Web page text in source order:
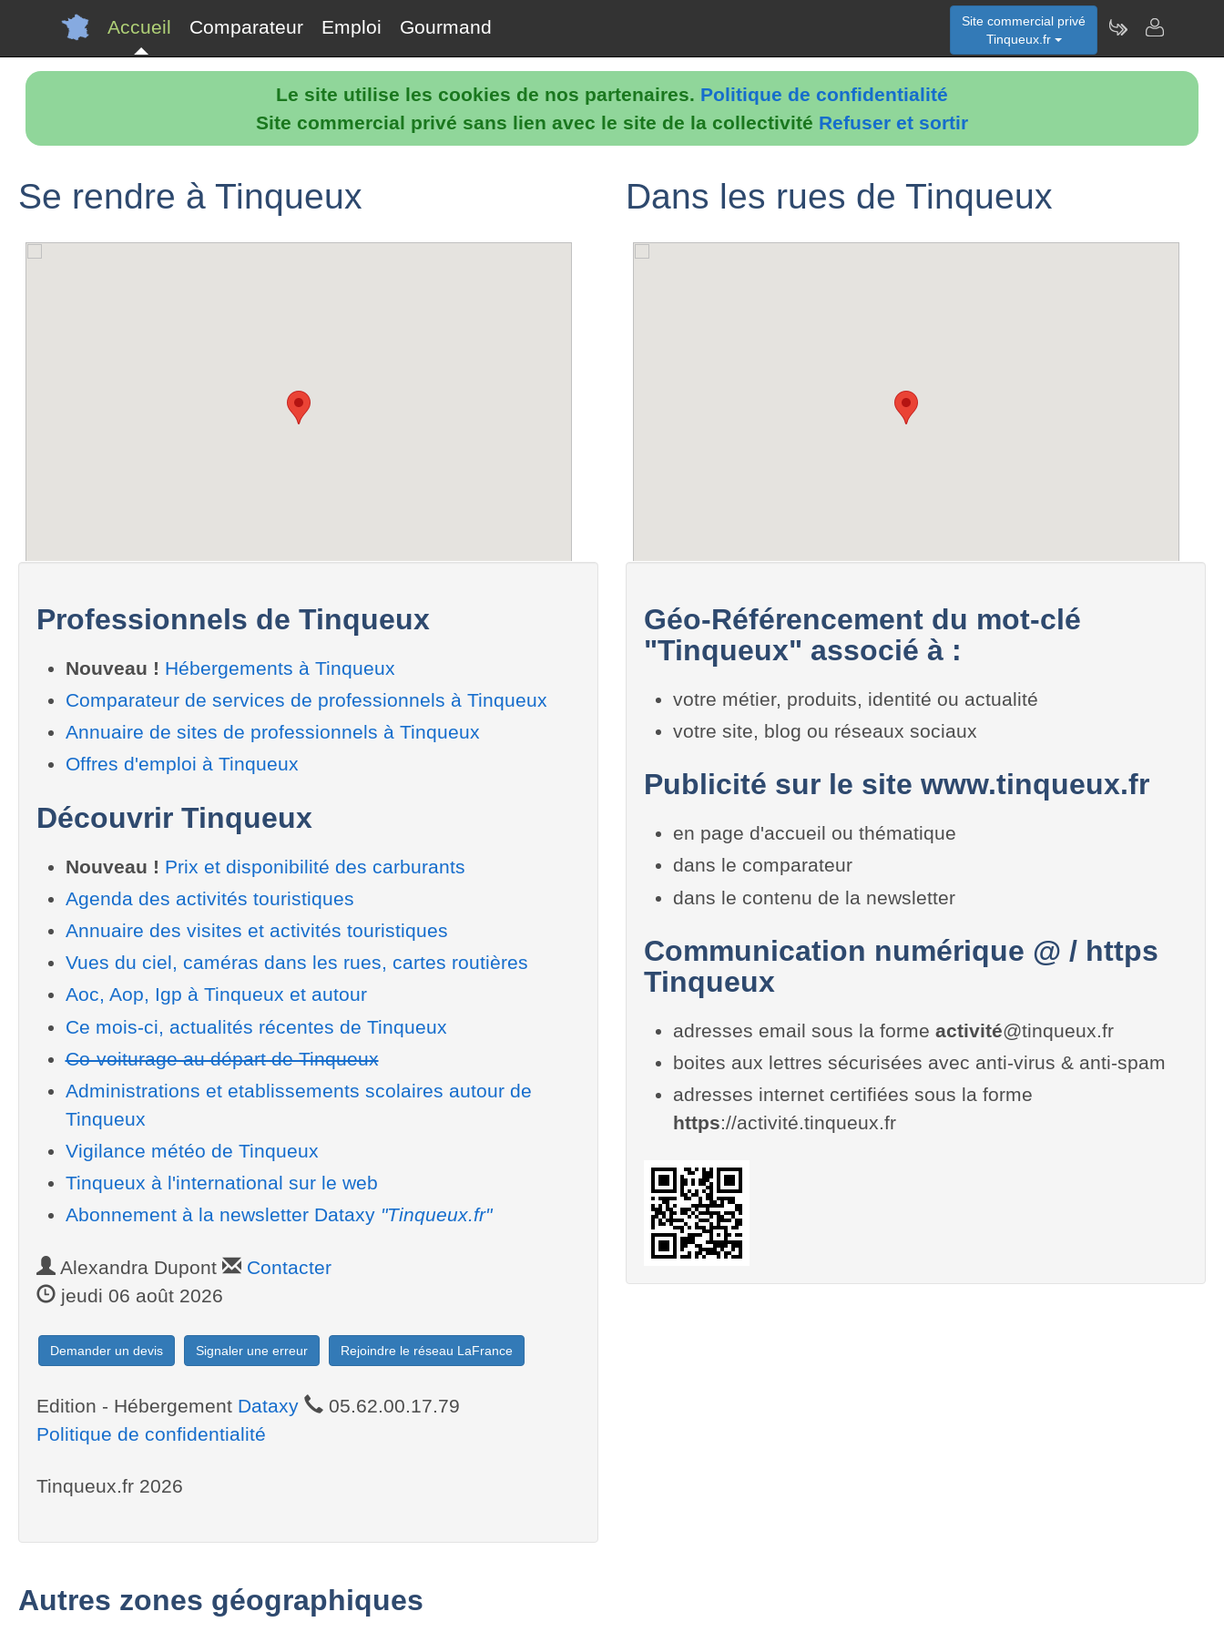
Le site utilise les cookies de nos partenaires. Politique de confidentialité
Site commercial privé sans lien avec le site de la collectivité Refuser et sortir
Accueil Comparateur Emploi Gourmand
Site commercial privé
Tinqueux.fr
Se rendre à Tinqueux Dans les rues de Tinqueux
Professionnels de Tinqueux
Nouveau ! Hébergements à Tinqueux
Comparateur de services de professionnels à Tinqueux
Annuaire de sites de professionnels à Tinqueux
Offres d'emploi à Tinqueux
Découvrir Tinqueux
Nouveau ! Prix et disponibilité des carburants
Agenda des activités touristiques
Annuaire des visites et activités touristiques
Vues du ciel, caméras dans les rues, cartes routières
Aoc, Aop, Igp à Tinqueux et autour
Ce mois-ci, actualités récentes de Tinqueux
Co-voiturage au départ de Tinqueux
Administrations et etablissements scolaires autour de
Tinqueux
Vigilance météo de Tinqueux
Tinqueux à l'international sur le web
Abonnement à la newsletter Dataxy "Tinqueux.fr"
Alexandra Dupont
Contacter
jeudi 06 août 2026
Demander un devis Signaler une erreur Rejoindre le réseau LaFrance
Edition - Hébergement Dataxy
05.62.00.17.79
Politique de confidentialité
Tinqueux.fr 2026
Géo-Référencement du mot-clé
"Tinqueux" associé à :
votre métier, produits, identité ou actualité
votre site, blog ou réseaux sociaux
Publicité sur le site www.tinqueux.fr
en page d'accueil ou thématique
dans le comparateur
dans le contenu de la newsletter
Communication numérique @ / https
Tinqueux
adresses email sous la forme activité@tinqueux.fr
boites aux lettres sécurisées avec anti-virus & anti-spam
adresses internet certifiées sous la forme
https://activité.tinqueux.fr
Autres zones géographiques